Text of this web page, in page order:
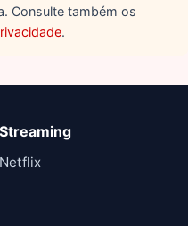
Consulte também os
.
Streaming
Netflix